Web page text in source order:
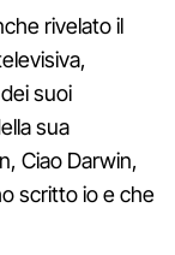
rivelato il
suoi
sua
Ciao Darwin,
scritto io e che